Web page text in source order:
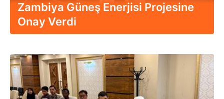
Zambiya Güneş Enerjisi Projesine
Onay Verdi
26.06.2026